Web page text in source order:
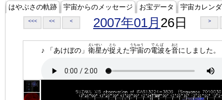
はやぶさの軌跡 宇宙からのメッセージ お宝データ 宇宙カレン
<<< << < 2007年01月 26日 >
♪ 「あけぼの」 衛星
えいせい
が捉
とら
えた宇宙
うちゅう
の電波
でんぱ
を音
おと
にしました。